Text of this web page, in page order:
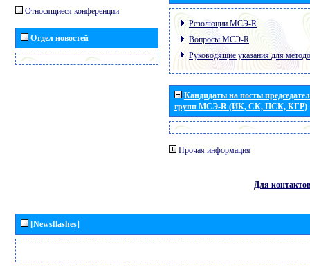
Относящиеся конференции
Отдел новостей
Резолюции МСЭ-R
Вопросы МСЭ-R
Руководящие указания для
Кандидаты на посты
групп МСЭ-R (ИК, СК, ПСК, КГР)
Прочая информация
Для контактов
[Newsflashes]